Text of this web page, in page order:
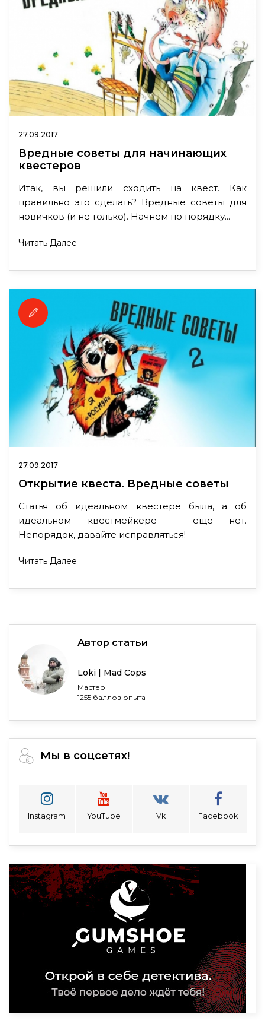
27.09.2017
Вредные советы для начинающих
квестеров
Итак, вы решили сходить на квест. Как
правильно это сделать? Вредные советы для
новичков (и не только). Начнем по порядку...
Читать Далее
27.09.2017
Открытие квеста. Вредные советы
Статья об идеальном квестере была, а об
идеальном квестмейкере - еще нет.
Непорядок, давайте исправляться!
Читать Далее
Автор статьи
Loki | Mad Cops
Мастер
1255 баллов опыта
Мы в соцсетях!
Instagram YouTube Vk Facebook